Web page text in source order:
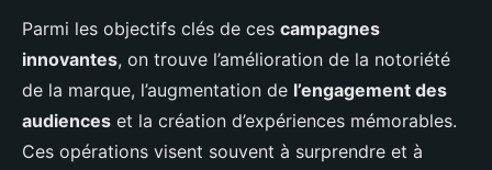
Parmi les objectifs clés de ces campagnes
innovantes, on trouve l’amélioration de la notoriété
de la marque, l’augmentation de l’engagement des
audiences et la création d’expériences mémorables.
Ces opérations visent souvent à surprendre et à